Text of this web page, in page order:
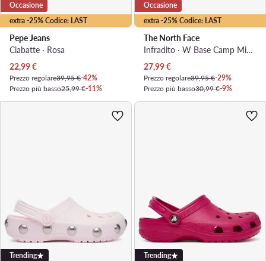
extra -25% Codice: LAST
Occasione
Pepe Jeans
Ciabatte · Rosa
Prezzo attuale
22,99€
Prezzo regolare39,95 €-42%
Prezzo più basso25,99 €-11%
extra -25% Codice: LAST
Occasione
The North Face
Infradito · W Base Camp Mini II NF0A47ABZIP · Rosa
Prezzo attuale
27,99€
Prezzo regolare39,95 €-29%
Prezzo più basso30,99 €-9%
Trending Trending